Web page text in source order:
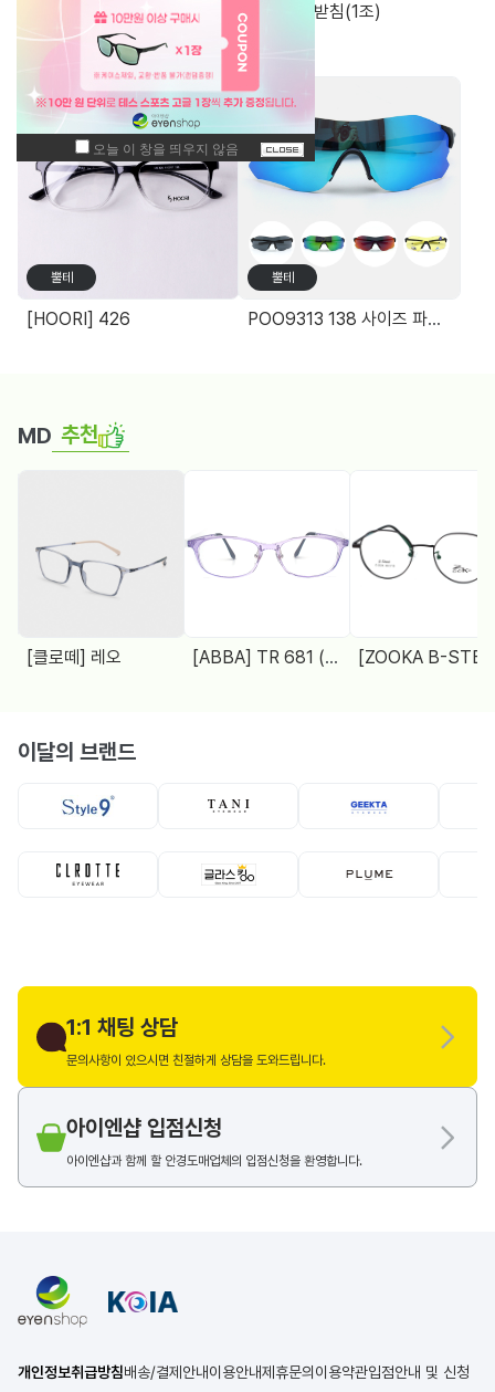
원목무늬 고급 안경케이스 실리콘 코받침(1조)
주간 최고 매출 상품
뿔테
[HOORI] 426
뿔테
POO9313 138 사이즈 파토스 선글라스
MD 추천
뿔테
[클로떼] 레오
뿔테
[ABBA] TR 681 (48□18 138)
이달의 브랜드
1:1 채팅 상담
문의사항이 있으시면 친절하게 상담을 도와드립니다.
아이엔샵 입점신청
아이엔샵과 함께 할 안경도매업체의 입점신청을 환영합니다.
개인정보취급방침배송/결제안내이용안내제휴문의 이용약관입점안내 및 신청